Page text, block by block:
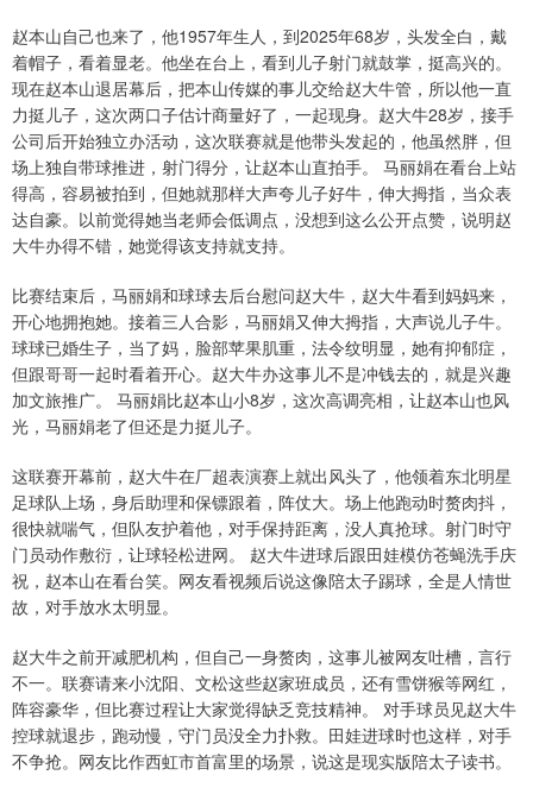
赵本山自己也来了，他1957年生人，到2025年68岁，头发全白，戴
着帽子，看着显老。他坐在台上，看到儿子射门就鼓掌，挺高兴的。
现在赵本山退居幕后，把本山传媒的事儿交给赵大牛管，所以他一直
力挺儿子，这次两口子估计商量好了，一起现身。赵大牛28岁，接手
公司后开始独立办活动，这次联赛就是他带头发起的，他虽然胖，但
场上独自带球推进，射门得分，让赵本山直拍手。 马丽娟在看台上站
得高，容易被拍到，但她就那样大声夸儿子好牛，伸大拇指，当众表
达自豪。以前觉得她当老师会低调点，没想到这么公开点赞，说明赵
大牛办得不错，她觉得该支持就支持。
比赛结束后，马丽娟和球球去后台慰问赵大牛，赵大牛看到妈妈来，
开心地拥抱她。接着三人合影，马丽娟又伸大拇指，大声说儿子牛。
球球已婚生子，当了妈，脸部苹果肌重，法令纹明显，她有抑郁症，
但跟哥哥一起时看着开心。赵大牛办这事儿不是冲钱去的，就是兴趣
加文旅推广。 马丽娟比赵本山小8岁，这次高调亮相，让赵本山也风
光，马丽娟老了但还是力挺儿子。
这联赛开幕前，赵大牛在厂超表演赛上就出风头了，他领着东北明星
足球队上场，身后助理和保镖跟着，阵仗大。场上他跑动时赘肉抖，
很快就喘气，但队友护着他，对手保持距离，没人真抢球。射门时守
门员动作敷衍，让球轻松进网。 赵大牛进球后跟田娃模仿苍蝇洗手庆
祝，赵本山在看台笑。网友看视频后说这像陪太子踢球，全是人情世
故，对手放水太明显。
赵大牛之前开减肥机构，但自己一身赘肉，这事儿被网友吐槽，言行
不一。联赛请来小沈阳、文松这些赵家班成员，还有雪饼猴等网红，
阵容豪华，但比赛过程让大家觉得缺乏竞技精神。 对手球员见赵大牛
控球就退步，跑动慢，守门员没全力扑救。田娃进球时也这样，对手
不争抢。网友比作西虹市首富里的场景，说这是现实版陪太子读书。